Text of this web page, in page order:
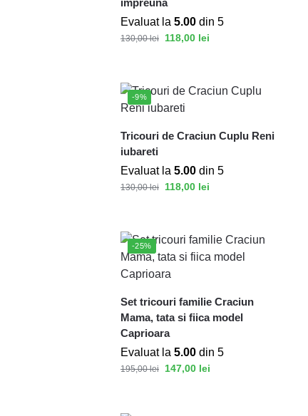
impreuna
Evaluat la 5.00 din 5
130,00lei 118,00 lei
-9%
Tricouri de Craciun Cuplu Reni
iubareti
Evaluat la 5.00 din 5
130,00lei 118,00 lei
-25%
Set tricouri familie Craciun
Mama, tata si fiica model
Caprioara
Evaluat la 5.00 din 5
195,00lei 147,00 lei